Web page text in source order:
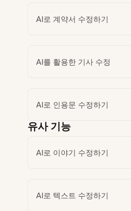
AI로 계약서 수정하기
AI를 활용한 기사 수정
AI로 인용문 수정하기
유사 기능
AI로 이야기 수정하기
AI로 텍스트 수정하기